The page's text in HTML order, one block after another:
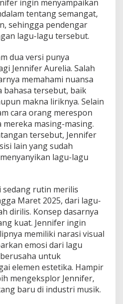
ingin menyampaikan
tentang semangat,
sehingga pendengar
lagu-lagu tersebut.
dua versi punya
Jennifer Aurelia. Salah
memahami nuansa
bahasa tersebut, baik
makna liriknya. Selain
cara orang merespon
masing-masing.
tersebut, Jennifer
lain yang sudah
lagu-lagu
sedang rutin merilis
Maret 2025, dari lagu-
dirilis. Konsep dasarnya
kuat. Jennifer ingin
memiliki narasi visual
emosi dari lagu
untuk
elemen estetika. Hampir
mengeksplor Jennifer,
baru di industri musik.